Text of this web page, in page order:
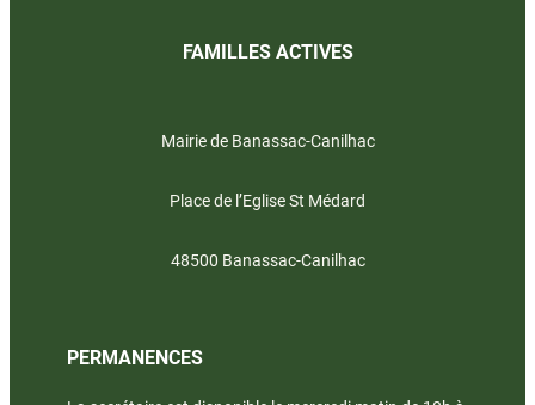
FAMILLES ACTIVES
Mairie de Banassac-Canilhac
Place de l’Eglise St Médard
48500 Banassac-Canilhac
PERMANENCES